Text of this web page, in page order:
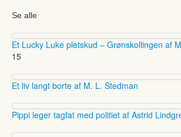
Se alle
Et Lucky Luke pletskud – Grønskollingen af
15
Et liv langt borte af M. L. Stedman
Pippi leger tagfat med politiet af Astrid